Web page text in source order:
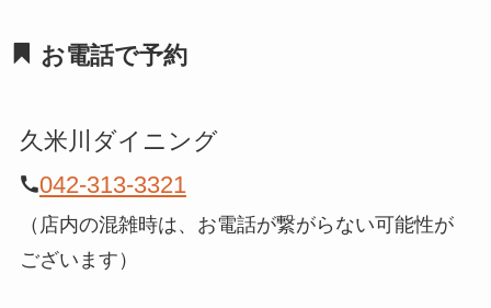
お電話で予約
久米川ダイニング
042-313-3321
（店内の混雑時は、お電話が繋がらない可能性が
ございます）